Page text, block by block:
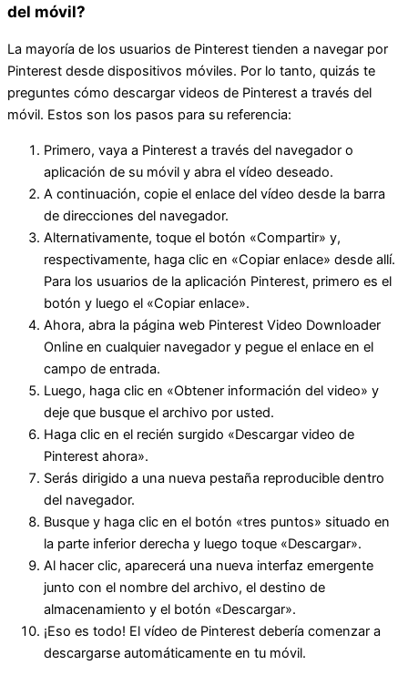
del móvil?
La mayoría de los usuarios de Pinterest tienden a navegar por
Pinterest desde dispositivos móviles. Por lo tanto, quizás te
preguntes cómo descargar videos de Pinterest a través del
móvil. Estos son los pasos para su referencia:
Primero, vaya a Pinterest a través del navegador o
aplicación de su móvil y abra el vídeo deseado.
A continuación, copie el enlace del vídeo desde la barra
de direcciones del navegador.
Alternativamente, toque el botón «Compartir» y,
respectivamente, haga clic en «Copiar enlace» desde allí.
Para los usuarios de la aplicación Pinterest, primero es el
botón y luego el «Copiar enlace».
Ahora, abra la página web Pinterest Video Downloader
Online en cualquier navegador y pegue el enlace en el
campo de entrada.
Luego, haga clic en «Obtener información del video» y
deje que busque el archivo por usted.
Haga clic en el recién surgido «Descargar video de
Pinterest ahora».
Serás dirigido a una nueva pestaña reproducible dentro
del navegador.
Busque y haga clic en el botón «tres puntos» situado en
la parte inferior derecha y luego toque «Descargar».
Al hacer clic, aparecerá una nueva interfaz emergente
junto con el nombre del archivo, el destino de
almacenamiento y el botón «Descargar».
¡Eso es todo! El vídeo de Pinterest debería comenzar a
descargarse automáticamente en tu móvil.